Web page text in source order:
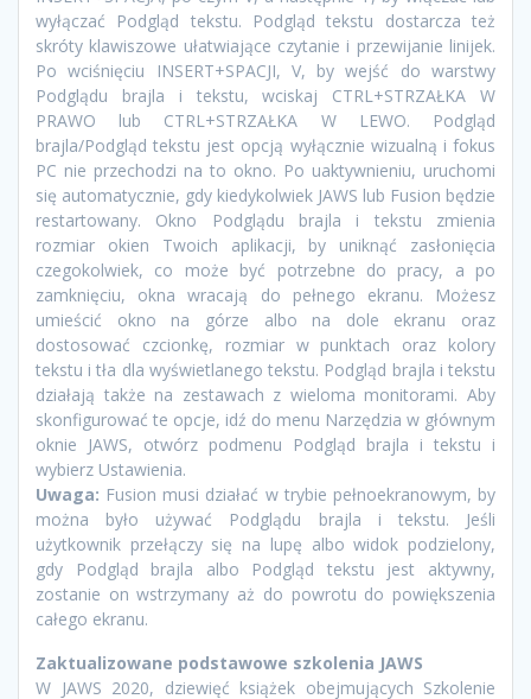
wyłączać Podgląd tekstu. Podgląd tekstu dostarcza też
skróty klawiszowe ułatwiające czytanie i przewijanie linijek.
Po wciśnięciu INSERT+SPACJI, V, by wejść do warstwy
Podglądu brajla i tekstu, wciskaj CTRL+STRZAŁKA W
PRAWO lub CTRL+STRZAŁKA W LEWO. Podgląd
brajla/Podgląd tekstu jest opcją wyłącznie wizualną i fokus
PC nie przechodzi na to okno. Po uaktywnieniu, uruchomi
się automatycznie, gdy kiedykolwiek JAWS lub Fusion będzie
restartowany. Okno Podglądu brajla i tekstu zmienia
rozmiar okien Twoich aplikacji, by uniknąć zasłonięcia
czegokolwiek, co może być potrzebne do pracy, a po
zamknięciu, okna wracają do pełnego ekranu. Możesz
umieścić okno na górze albo na dole ekranu oraz
dostosować czcionkę, rozmiar w punktach oraz kolory
tekstu i tła dla wyświetlanego tekstu. Podgląd brajla i tekstu
działają także na zestawach z wieloma monitorami. Aby
skonfigurować te opcje, idź do menu Narzędzia w głównym
oknie JAWS, otwórz podmenu Podgląd brajla i tekstu i
wybierz Ustawienia.
Uwaga: Fusion musi działać w trybie pełnoekranowym, by
można było używać Podglądu brajla i tekstu. Jeśli
użytkownik przełączy się na lupę albo widok podzielony,
gdy Podgląd brajla albo Podgląd tekstu jest aktywny,
zostanie on wstrzymany aż do powrotu do powiększenia
całego ekranu.
Zaktualizowane podstawowe szkolenia JAWS
W JAWS 2020, dziewięć książek obejmujących Szkolenie